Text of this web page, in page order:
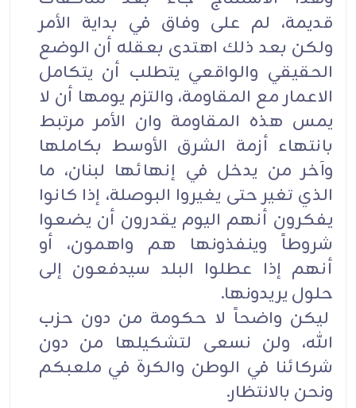
قديمة، لم على وفاق في بداية الأمر
ولكن بعد ذلك اهتدى بعقله أن الوضع
الحقيقي والواقعي يتطلب أن يتكامل
الاعمار مع المقاومة، والتزم يومها أن لا
يمس هذه المقاومة وان الأمر مرتبط
بانتهاء أزمة الشرق الأوسط بكاملها
وآخر من يدخل في إنهائها لبنان، ما
الذي تغير حتى يغيروا البوصلة، إذا كانوا
يفكرون أنهم اليوم يقدرون أن يضعوا
شروطاً وينفذونها هم واهمون، أو
أنهم إذا عطلوا البلد سيدفعون إلى
حلول يريدونها.
ليكن واضحاً لا حكومة من دون حزب
الله، ولن نسعى لتشكيلها من دون
شركائنا في الوطن والكرة في ملعبكم
ونحن بالانتظار.